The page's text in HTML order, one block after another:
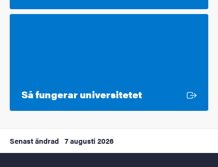
Så fungerar universitetetExtern länk
Senast ändrad 7 augusti 2026